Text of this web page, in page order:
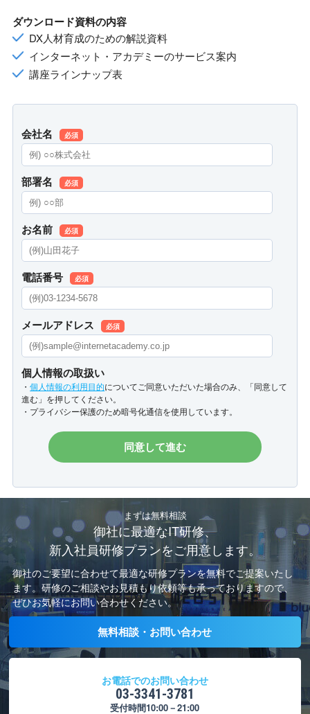
ダウンロード資料の内容
DX人材育成のための解説資料
インターネット・アカデミーのサービス案内
講座ラインナップ表
会社名 必須
部署名 必須
お名前 必須
電話番号 必須
メールアドレス 必須
個人情報の取扱い
・個人情報の利用目的についてご同意いただいた場合のみ、「同意して
進む」を押してください。
・プライバシー保護のため暗号化通信を使用しています。
まずは無料相談
御社に最適なIT研修、
新入社員研修プランをご用意します。
御社のご要望に合わせて最適な研修プランを無料でご提案いたし
ます。 研修のご相談やお見積もり依頼等も承っておりますので、
ぜひお気軽にお問い合わせください。
無料相談・お問い合わせ
お電話でのお問い合わせ
03-3341-3781
受付時間10:00－21:00